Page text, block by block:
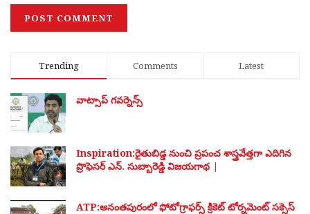
Trending Comments Latest
వాట్సాప్ గవర్నెన్స్
Inspiration:రైతుబిడ్డ నుంచి ప్రపంచ శాస్త్రవేత్తగా ఎదిగిన
ప్రొఫెసర్ ఎన్. సుబ్బారెడ్డి విజయగాథ |
ATP:అనంతపురంలో ఫోటోగ్రాఫర్స్ క్రికెట్ టోర్నమెంట్ సక్సెస్